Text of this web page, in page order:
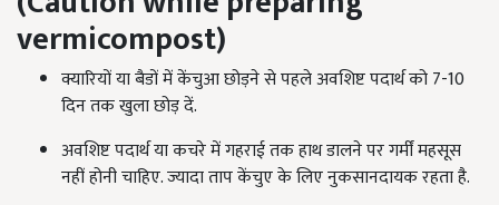
vermicompost)
क्यारियों या बैडों में केंचुआ छोड़ने से पहले अवशिष्ट पदार्थ को 7-10
दिन तक खुला छोड़ दें.
अवशिष्ट पदार्थ या कचरे में गहराई तक हाथ डालने पर गर्मीं महसूस
नहीं होनी चाहिए. ज्यादा ताप केंचुए के लिए नुकसानदायक रहता है.